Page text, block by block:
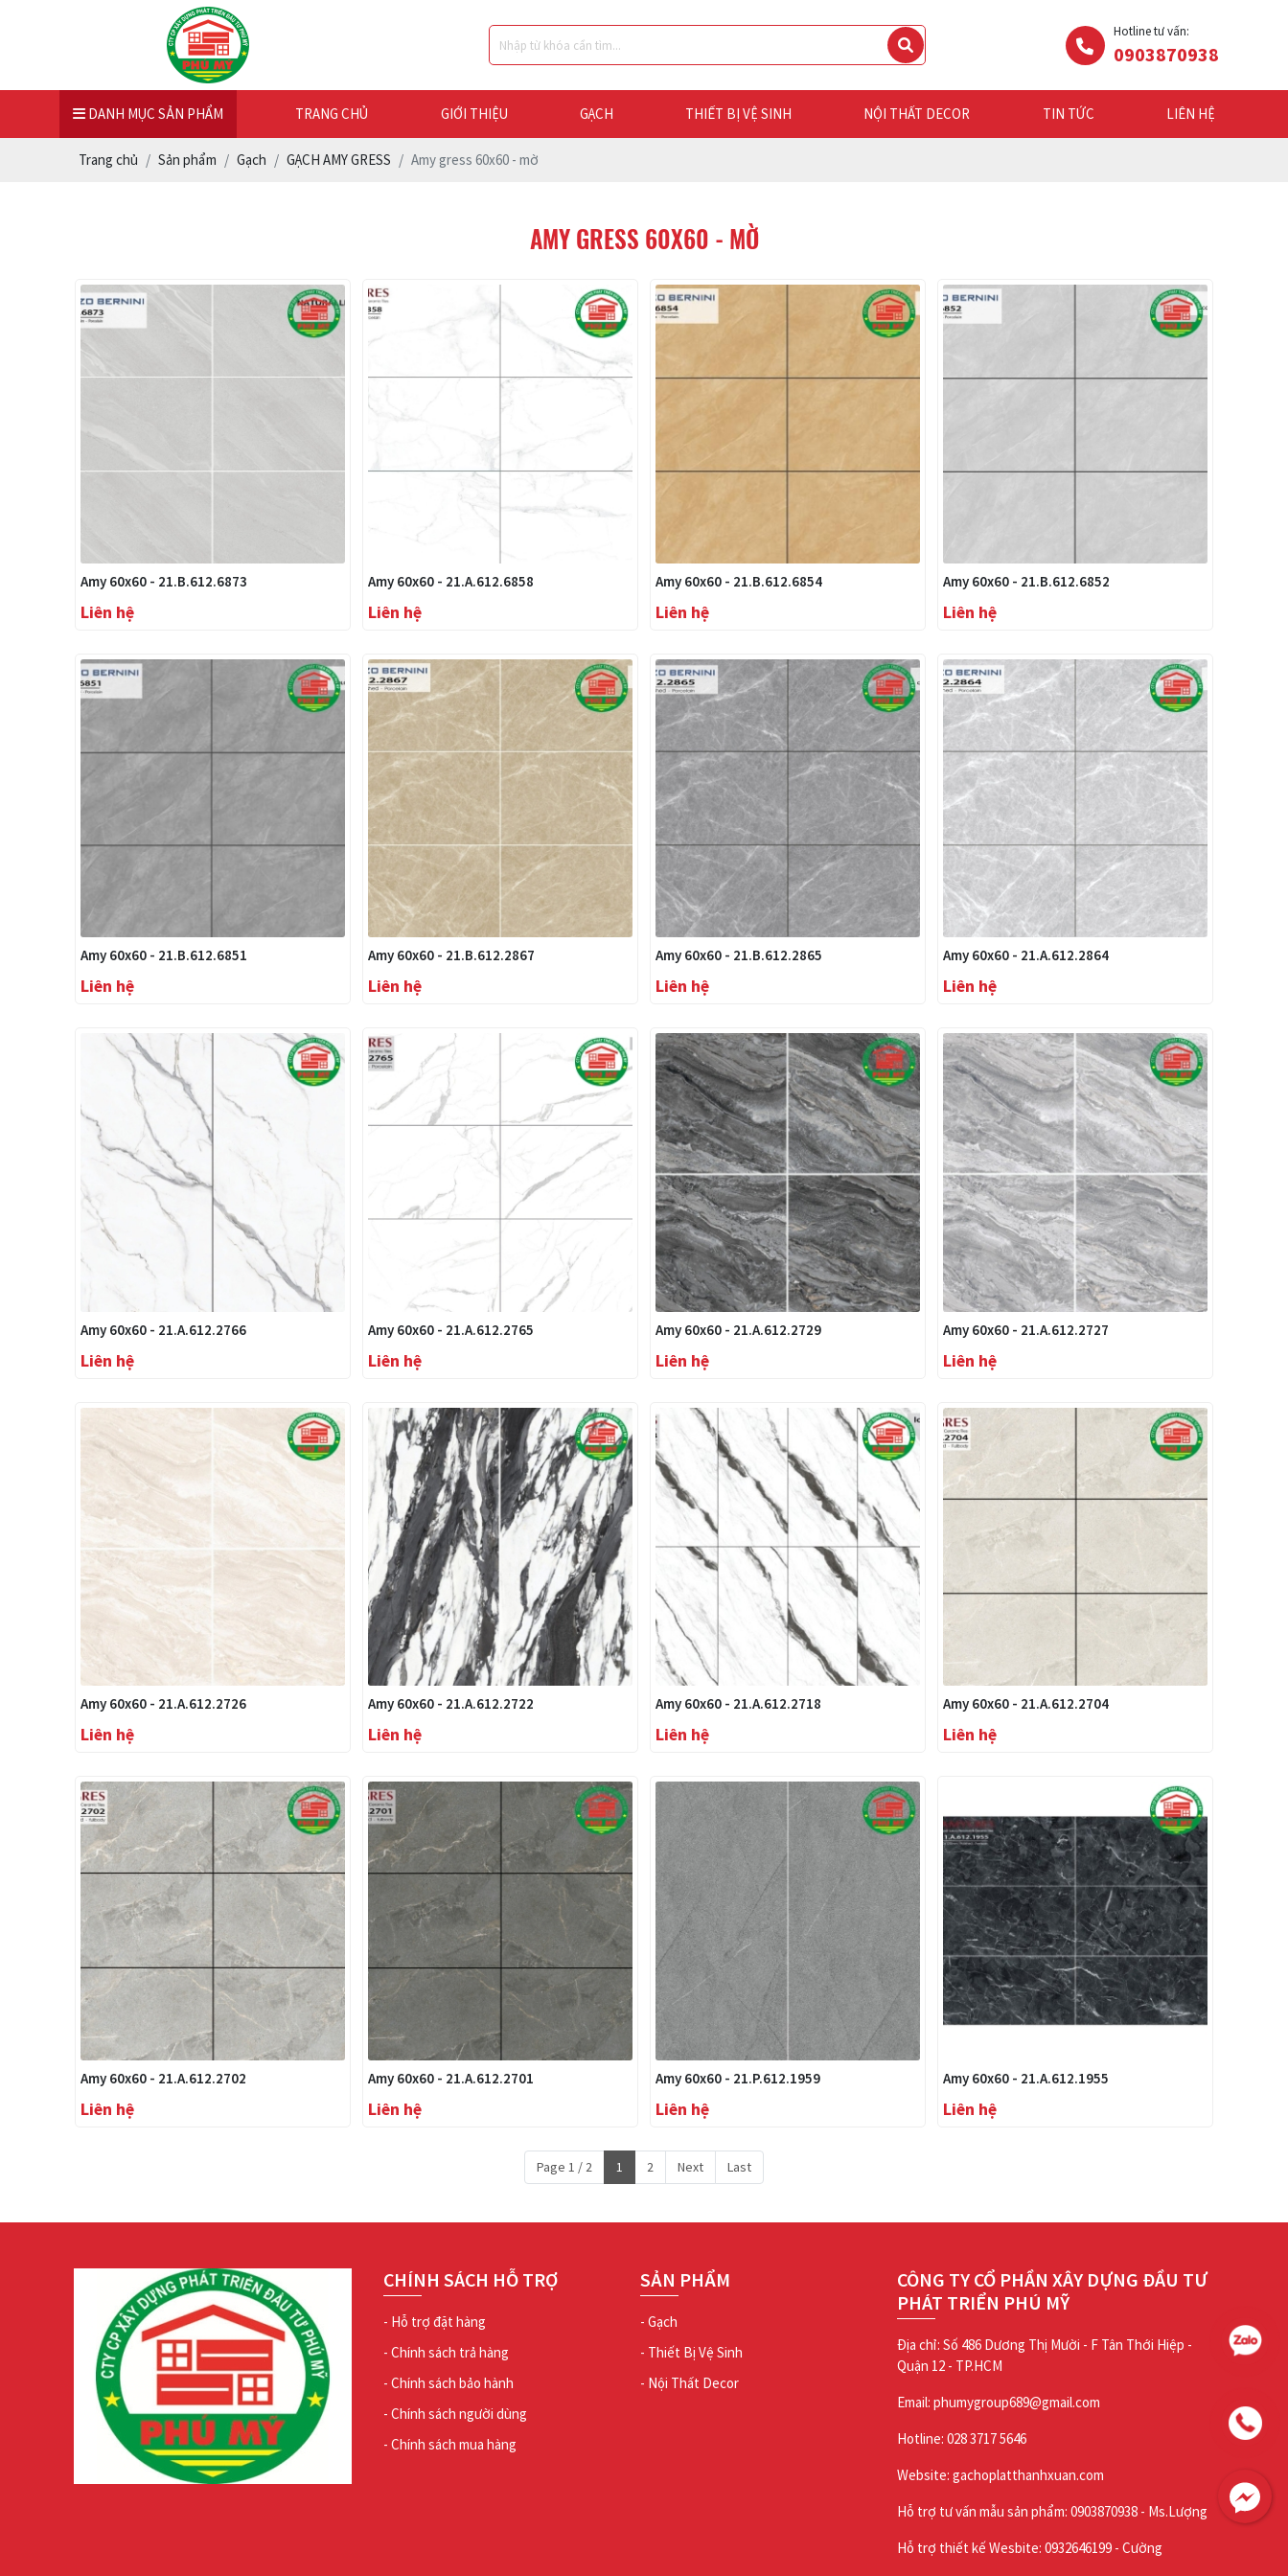
Hotline tư vấn:
0903870938
DANH MỤC SẢN PHẨM TRANG CHỦ GIỚI THIỆU GẠCH THIẾT BỊ VỆ SINH NỘI THẤT DECOR TIN TỨC LIÊN HỆ
Trang chủ Sản phẩm Gạch GẠCH AMY GRESS Amy gress 60x60 - mờ
AMY GRESS 60X60 - MỜ
Amy 60x60 - 21.B.612.6873
Liên hệ
Amy 60x60 - 21.A.612.6858
Liên hệ
Amy 60x60 - 21.B.612.6854
Liên hệ
Amy 60x60 - 21.B.612.6852
Liên hệ
Amy 60x60 - 21.B.612.6851
Liên hệ
Amy 60x60 - 21.B.612.2867
Liên hệ
Amy 60x60 - 21.B.612.2865
Liên hệ
Amy 60x60 - 21.A.612.2864
Liên hệ
Amy 60x60 - 21.A.612.2766
Liên hệ
Amy 60x60 - 21.A.612.2765
Liên hệ
Amy 60x60 - 21.A.612.2729
Liên hệ
Amy 60x60 - 21.A.612.2727
Liên hệ
Amy 60x60 - 21.A.612.2726
Liên hệ
Amy 60x60 - 21.A.612.2722
Liên hệ
Amy 60x60 - 21.A.612.2718
Liên hệ
Amy 60x60 - 21.A.612.2704
Liên hệ
Amy 60x60 - 21.A.612.2702
Liên hệ
Amy 60x60 - 21.A.612.2701
Liên hệ
Amy 60x60 - 21.P.612.1959
Liên hệ
Amy 60x60 - 21.A.612.1955
Liên hệ
Page 1 / 2 1 2 Next Last
CHÍNH SÁCH HỖ TRỢ
- Hỗ trợ đặt hàng
- Chính sách trả hàng
- Chính sách bảo hành
- Chính sách người dùng
- Chính sách mua hàng
SẢN PHẨM
- Gạch
- Thiết Bị Vệ Sinh
- Nội Thất Decor
CÔNG TY CỔ PHẦN XÂY DỰNG ĐẦU TƯ
PHÁT TRIỂN PHÚ MỸ
Địa chỉ: Số 486 Dương Thị Mười - F Tân Thới Hiệp -
Quận 12 - TP.HCM
Email: phumygroup689@gmail.com
Hotline: 028 3717 5646
Website: gachoplatthanhxuan.com
Hỗ trợ tư vấn mẫu sản phẩm: 0903870938 - Ms.Lượng
Hỗ trợ thiết kế Wesbite: 0932646199 - Cường